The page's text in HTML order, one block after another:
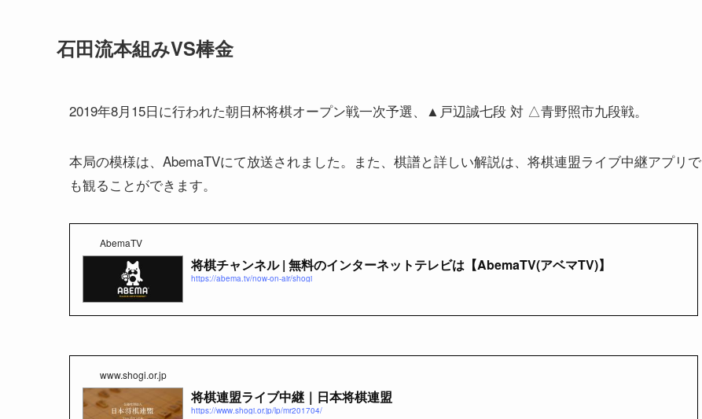
石田流本組みVS棒金
2019年8月15日に行われた朝日杯将棋オープン戦一次予選、▲戸辺誠七段 対 △青野照市九段戦。
本局の模様は、AbemaTVにて放送されました。また、棋譜と詳しい解説は、将棋連盟ライブ中継アプリで
も観ることができます。
AbemaTV
将棋チャンネル | 無料のインターネットテレビは【AbemaTV(アベマTV)】
https://abema.tv/now-on-air/shogi
www.shogi.or.jp
将棋連盟ライブ中継｜日本将棋連盟
https://www.shogi.or.jp/lp/mr201704/